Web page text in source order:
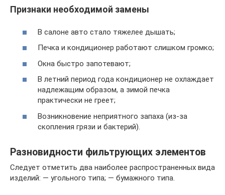
Признаки необходимой замены
В салоне авто стало тяжелее дышать;
Печка и кондиционер работают слишком громко;
Окна быстро запотевают;
В летний период года кондиционер не охлаждает
надлежащим образом, а зимой печка
практически не греет;
Возникновение неприятного запаха (из-за
скопления грязи и бактерий).
Разновидности фильтрующих элементов
Следует отметить два наиболее распространенных вида
изделий: — угольного типа; — бумажного типа.